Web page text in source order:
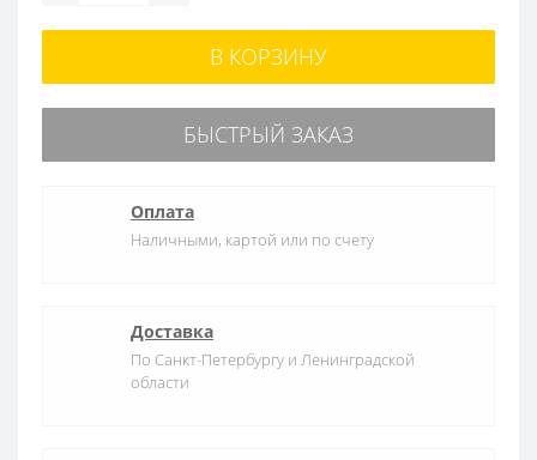
В КОРЗИНУ
БЫСТРЫЙ ЗАКАЗ
Оплата
Наличными, картой или по счету
Доставка
По Санкт-Петербургу и Ленинградской
области